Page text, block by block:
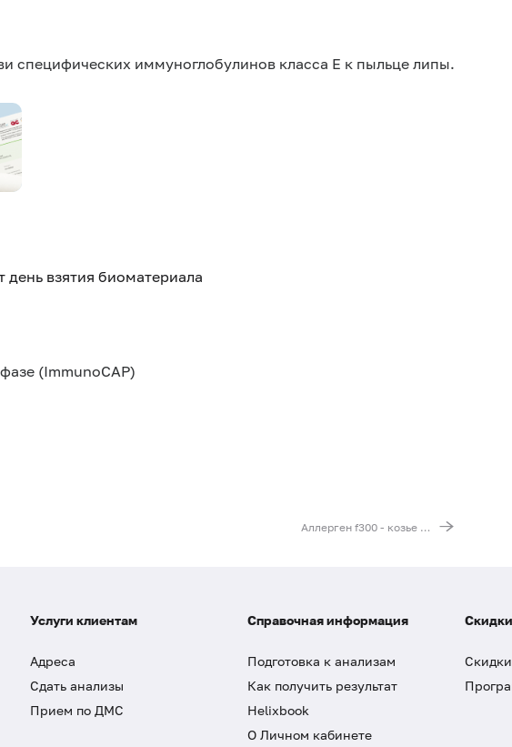
специфических иммуноглобулинов класса E к пыльце липы.
день взятия биоматериала
(ImmunoCAP)
Аллерген f300 - козье молоко, IgE (ImmunoCAP)
Не
Услуги клиентам
Адреса
Сдать анализы
Прием по ДМС
Справочная информация
Подготовка к анализам
Как получить результат
Helixbook
О Личном кабинете